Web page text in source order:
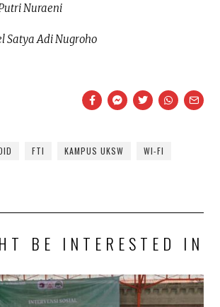
Nuraeni
Satya Adi Nugroho
FTI KAMPUS UKSW WI-FI
BE INTERESTED IN